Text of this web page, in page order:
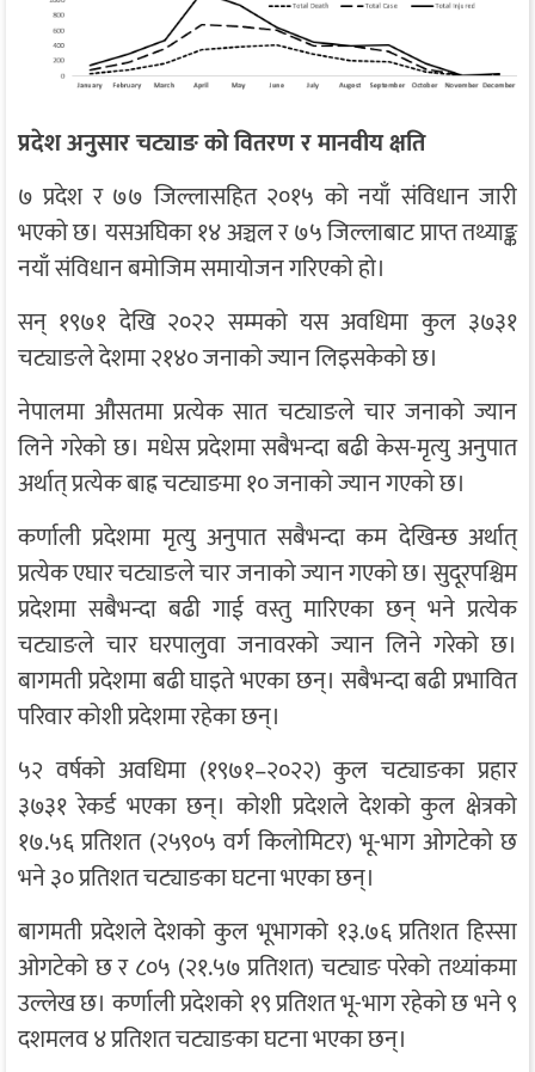
प्रदेश अनुसार चट्याङ को वितरण र मानवीय क्षति
७ प्रदेश र ७७ जिल्लासहित २०१५ को नयाँ संविधान जारी
भएको छ। यसअघिका १४ अञ्चल र ७५ जिल्लाबाट प्राप्त तथ्याङ्क
नयाँ संविधान बमोजिम समायोजन गरिएको हो।
सन् १९७१ देखि २०२२ सम्मको यस अवधिमा कुल ३७३१
चट्याङले देशमा २१४० जनाको ज्यान लिइसकेको छ।
नेपालमा औसतमा प्रत्येक सात चट्याङले चार जनाको ज्यान
लिने गरेको छ। मधेस प्रदेशमा सबैभन्दा बढी केस-मृत्यु अनुपात
अर्थात् प्रत्येक बाह्र चट्याङमा १० जनाको ज्यान गएको छ।
कर्णाली प्रदेशमा मृत्यु अनुपात सबैभन्दा कम देखिन्छ अर्थात्
प्रत्येक एघार चट्याङले चार जनाको ज्यान गएको छ। सुदूरपश्चिम
प्रदेशमा सबैभन्दा बढी गाई वस्तु मारिएका छन् भने प्रत्येक
चट्याङले चार घरपालुवा जनावरको ज्यान लिने गरेको छ।
बागमती प्रदेशमा बढी घाइते भएका छन्। सबैभन्दा बढी प्रभावित
परिवार कोशी प्रदेशमा रहेका छन्।
५२ वर्षको अवधिमा (१९७१–२०२२) कुल चट्याङका प्रहार
३७३१ रेकर्ड भएका छन्। कोशी प्रदेशले देशको कुल क्षेत्रको
१७.५६ प्रतिशत (२५९०५ वर्ग किलोमिटर) भू-भाग ओगटेको छ
भने ३० प्रतिशत चट्याङका घटना भएका छन्।
बागमती प्रदेशले देशको कुल भूभागको १३.७६ प्रतिशत हिस्सा
ओगटेको छ र ८०५ (२१.५७ प्रतिशत) चट्याङ परेको तथ्यांकमा
उल्लेख छ। कर्णाली प्रदेशको १९ प्रतिशत भू-भाग रहेको छ भने ९
दशमलव ४ प्रतिशत चट्याङका घटना भएका छन्।